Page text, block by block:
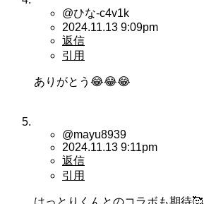
@ひな-c4v1k
2024.11.13 9:09pm
返信
引用
ありがとう😂😂😂
@mayu8939
2024.11.13 9:11pm
返信
引用